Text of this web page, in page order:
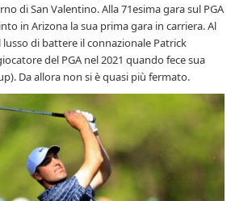
di San Valentino. Alla 71esima gara sul PGA
in Arizona la sua prima gara in carriera. Al
lusso di battere il connazionale Patrick
del PGA nel 2021 quando fece sua
Da allora non si è quasi più fermato.